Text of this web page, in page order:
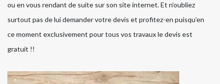
ou en vous rendant de suite sur son site internet. Et n’oubliez
surtout pas de lui demander votre devis et profitez-en puisqu’en
ce moment exclusivement pour tous vos travaux le devis est
gratuit !!